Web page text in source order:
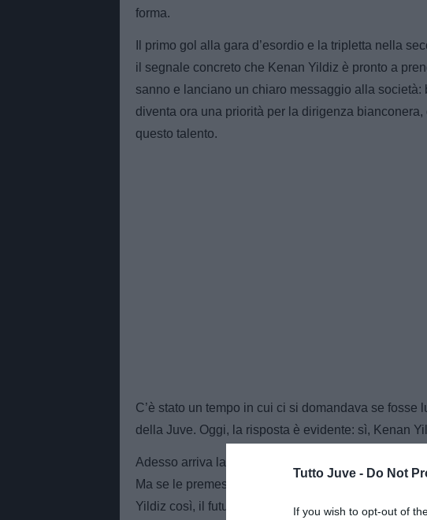
Tutto Juve - Do Not
If you wish to opt-out of
forma.
Il primo gol alla gara d’esordio e la tripletta nella
il segnale concreto che Kenan Yildiz è pronto a
sanno e lanciano un chiaro messaggio alla
diventa ora una priorità per la dirigenza
questo talento.
C’è stato un tempo in cui ci si domandava se
della Juve. Oggi, la risposta è evidente: sì, Kenan
Adesso arriva la vera prova del nove: la sfida
Ma se le premesse sono queste, i tifosi juventini
Yildiz così, il futuro bianconero è più luminoso che